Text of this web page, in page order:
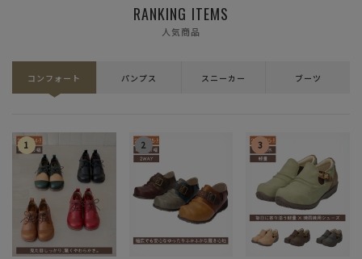
RANKING ITEMS
人気商品
コンフォート パンプス スニーカー ブーツ